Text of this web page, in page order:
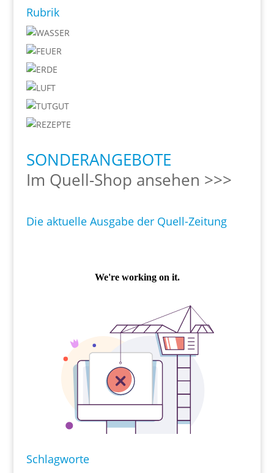
Rubrik
SONDERANGEBOTE
Im Quell-Shop ansehen >>>
Die aktuelle Ausgabe der Quell-Zeitung
Schlagworte